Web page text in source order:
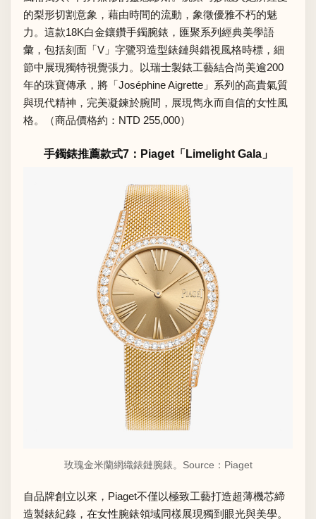
的梨形切割意象，藉由時間的流動，象徵優雅不朽的魅
力。這款18K白金鑲鑽手鐲腕錶，匯聚系列經典美學語
彙，包括刻面「V」字鷺羽造型錶鏈與錯視風格時標，細
節中展現獨特視覺張力。以瑞士製錶工藝結合尚美逾200
年的珠寶傳承，將「Joséphine Aigrette」系列的高貴氣質
與現代精神，完美凝鍊於腕間，展現雋永而自信的女性風
格。（商品價格約：NTD 255,000）
手鐲錶推薦款式7：Piaget「Limelight Gala」
玫瑰金米蘭網織錶鏈腕錶。Source： Piaget
自品牌創立以來，Piaget不僅以極致工藝打造超薄機芯締
造製錶紀錄，在女性腕錶領域同樣展現獨到眼光與美學。